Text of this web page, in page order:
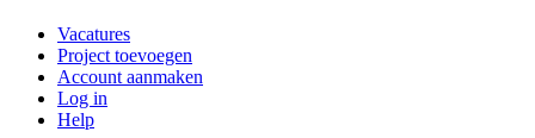
Vacatures
Project toevoegen
Account aanmaken
Log in
Help